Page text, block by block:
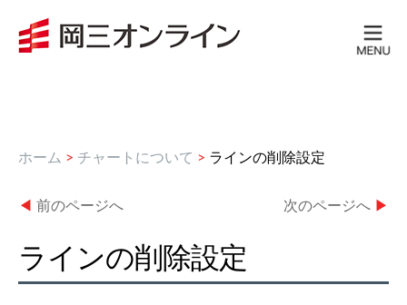
ホーム > チャートについて > ラインの削除設定
◀ 前のページへ 次のページへ ▶
ラインの削除設定